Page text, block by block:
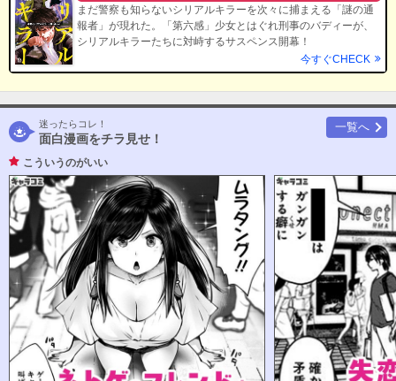
まだ警察も知らないシリアルキラーを次々に捕まえる「謎の通
報者」が現れた。「第六感」少女とはぐれ刑事のバディーが、
シリアルキラーたちに対峙するサスペンス開幕！
今すぐCHECK
迷ったらコレ！
面白漫画をチラ見せ！
一覧へ
こういうのがいい